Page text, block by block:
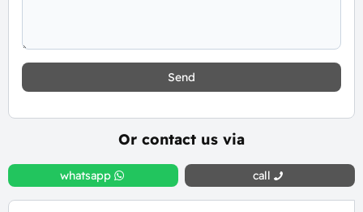
Send
Or contact us via
call
whatsapp